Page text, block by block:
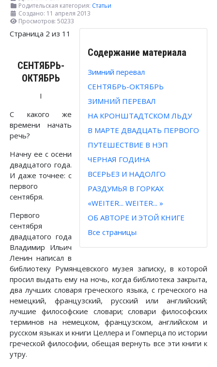
Родительская категория: Статьи
Создано: 11 апреля 2013
Просмотров: 50233
Содержание материала
Зимний перевал
СЕНТЯБРЬ-ОКТЯБРЬ
ЗИМНИЙ ПЕРЕВАЛ
НА КРОНШТАДТСКОМ ЛЬДУ
В МАРТЕ ДВАДЦАТЬ ПЕРВОГО
ПУТЕШЕСТВИЕ В НЭП
ЧЕРНАЯ ГОДИНА
ВСЕРЬЕЗ И НАДОЛГО
РАЗДУМЬЯ В ГОРКАХ
«WEITER... WEITER... »
ОБ АВТОРЕ И ЭТОЙ КНИГЕ
Все страницы
Страница 2 из 11
СЕНТЯБРЬ-
ОКТЯБРЬ
I
С какого же
времени начать
речь?
Начну ее с осени
двадцатого года.
И даже точнее: с
первого
сентября.
Первого
сентября
двадцатого года
Владимир Ильич
Ленин написал в
библиотеку Румянцевского музея записку, в которой
просил выдать ему на ночь, когда библиотека закрыта,
два лучших словаря греческого языка, с греческого на
немецкий, французский, русский или английский;
лучшие философские словари; словари философских
терминов на немецком, французском, английском и
русском языках и книги Целлера и Гомперца по истории
греческой философии, обещая вернуть все эти книги к
утру.